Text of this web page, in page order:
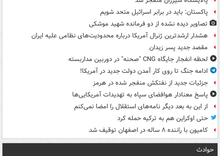
پاکستان: باید در برابر اسرائیل متحد شویم
تصاویر دیده‌ نشده از دو فرمانده شهید موشکی
هشدار ارشدترین ژنرال آمریکا درباره محدودیت‌های نظامی علیه ایران
مقصد جدید پسر زیدان
لحظه انفجار جایگاه CNG "صحنه" در دوربین مداربسته
ادامه جنگ تا روی کار آمدن دولت جدید در آمریکا!
جزئیات جدید از نفتکش منفجر شده در هرمز
پاسخ معنادار هوافضای سپاه به تهدیدات آمریکایی‌ها
از این به بعد دیگر نامه‌های استقلال را امضا نمی‌کنم
حتی اوکراین هم به ترکیه حمله کرد
کامیون با راننده ۸ ساله در اصفهان توقیف شد
حوادث